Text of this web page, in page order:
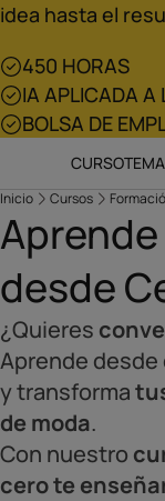
idea hasta el
450 HORAS
IA APLICADA A
BOLSA DE
CURSO
Inicio Cursos
desde
¿Quieres
Aprende
y transforma
de moda.
Con nuestro
cero te